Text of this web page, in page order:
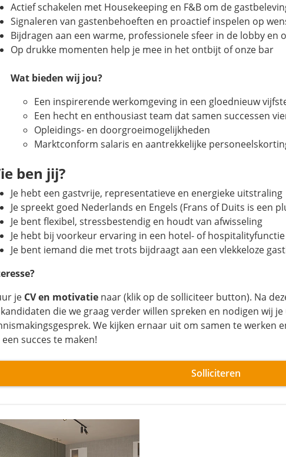
Actief schakelen met Housekeeping en F&B om de
Signaleren van gastenbehoeften en proactief inspelen op
Bijdragen aan een warme, professionele sfeer in de lobby en
Op drukke momenten help je mee in het ontbijt of onze bar
Wat bieden wij jou?
Een inspirerende werkomgeving in een gloednieuw
Een hecht en enthousiast team dat samen successen
Opleidings- en doorgroeimogelijkheden
Marktconform salaris en aantrekkelijke
ben jij?
Je hebt een gastvrije, representatieve en energieke uitstraling
Je spreekt goed Nederlands en Engels (Frans of Duits is een
Je bent flexibel, stressbestendig en houdt van afwisseling
Je hebt bij voorkeur ervaring in een hotel- of hospitalityfunctie
Je bent iemand die met trots bijdraagt aan een vlekkeloze
je CV en motivatie naar (klik op de solliciteer button). Na
die we graag verder willen spreken en nodigen wij
We kijken ernaar uit om samen te werken
succes te maken!
Solliciteren